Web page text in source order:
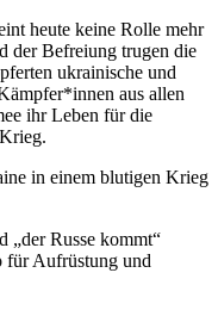
heute keine Rolle mehr
der Befreiung trugen die
ukrainische und
aus allen
ihr Leben für die
in einem blutigen Krieg
„der Russe kommt“
Aufrüstung und